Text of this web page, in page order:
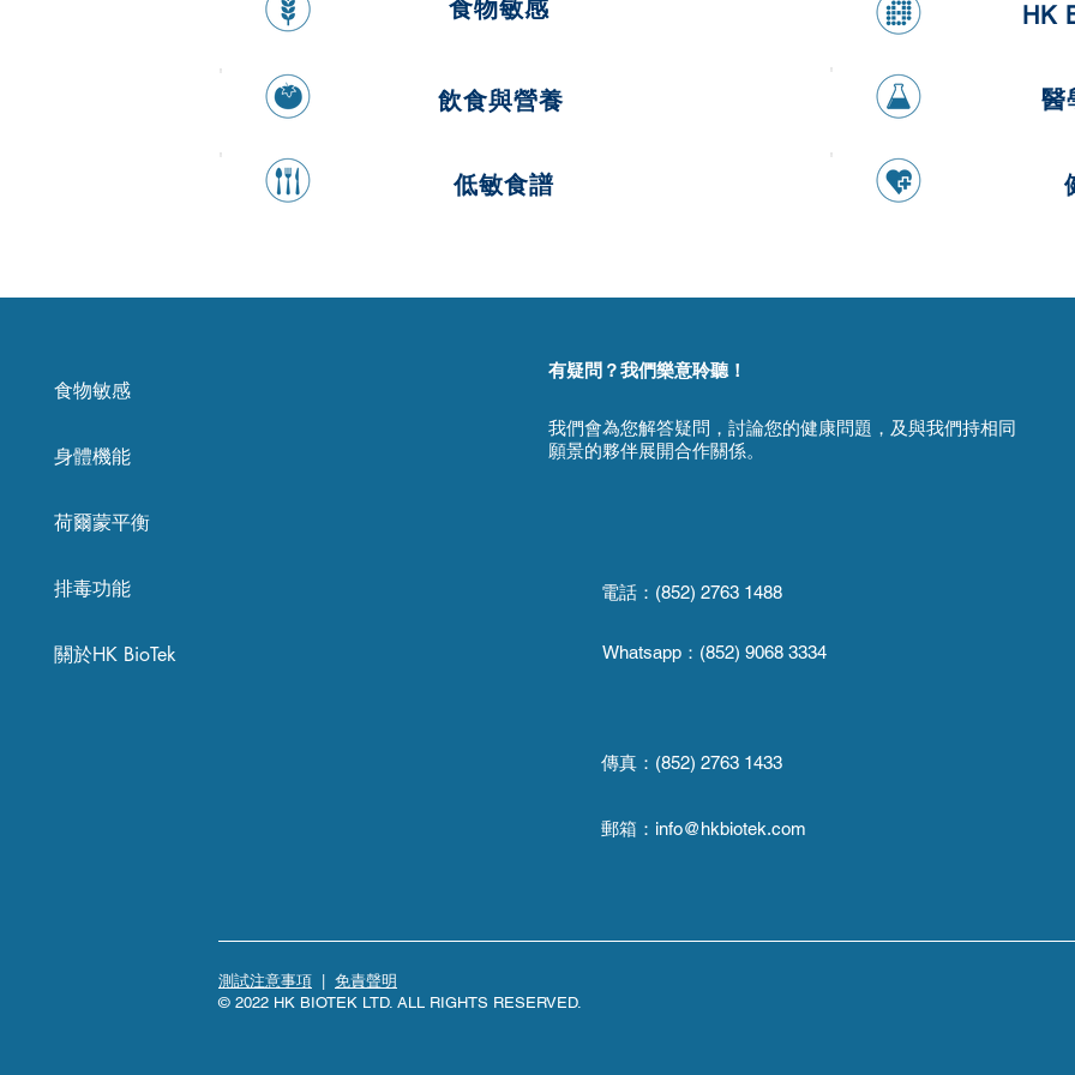
食物敏感
飲食與營養
低敏食譜
HK
醫
食物敏感
身體機能
荷爾蒙平衡
排毒功能
關於HK BioTek
有疑問？我們樂意聆聽！
我們會為您解答疑問，討論您的健康問題，及與我們持相同
願景的夥伴展開合作關係。
電話：(852) 2763 1488
Whatsapp： (852) 9068 3334
傳真： (852) 2763 1433
郵箱： info@hkbiotek.com
測試注意事項
免責聲明
© 2022 HK BIOTEK LTD. ALL RIGHTS RESERVED.